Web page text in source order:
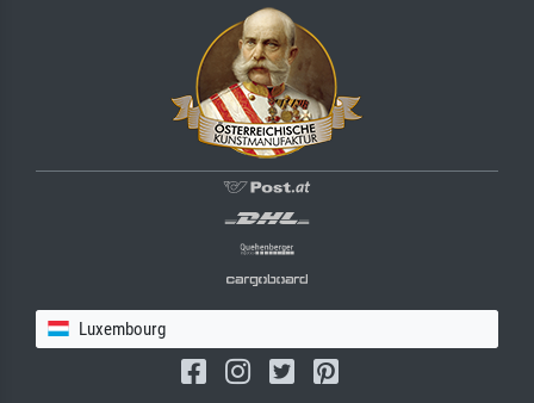
Luxembourg